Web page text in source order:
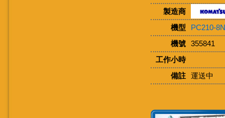
製造商
機型
PC210-
機號
355841
工作小時
備註
運送中